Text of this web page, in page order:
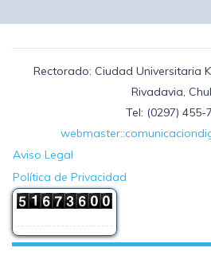
Rectorado: Ciudad Universitaria
Rivadavia,
Tel: (0297) 455-
Aviso Legal
Política de Privacidad